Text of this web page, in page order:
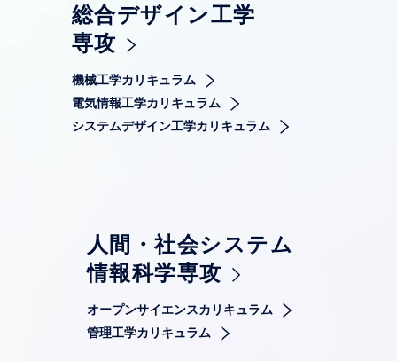
総合デザイン工学
専攻
機械工学カリキュラム
電気情報工学カリキュラム
システムデザイン工学カリキュラム
人間・社会システム
情報科学専攻
オープンサイエンスカリキュラム
管理工学カリキュラム